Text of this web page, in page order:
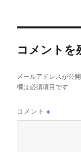
コメントを
メールアドレスが公
欄は必須項目です
コメント※